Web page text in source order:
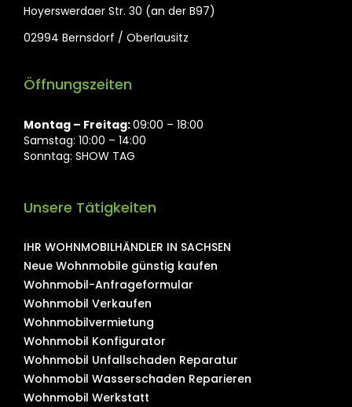
Hoyerswerdaer Str. 30 (an der B97)
02994 Bernsdorf / Oberlausitz
Öffnungszeiten
Montag ⁠– Freitag:09:00 – 18:00
Samstag: 10:00 – 14:00
Sonntag: SHOW TAG
Unsere Tätigkeiten
IHR WOHNMOBILHÄNDLER IN SACHSEN
Neue Wohnmobile günstig kaufen
Wohnmobil-Anfrageformular
Wohnmobil Verkaufen
Wohnmobilvermietung
Wohnmobil Konfigurator
Wohnmobil Unfallschaden Reparatur
Wohnmobil Wasserschaden Reparieren
Wohnmobil Werkstatt